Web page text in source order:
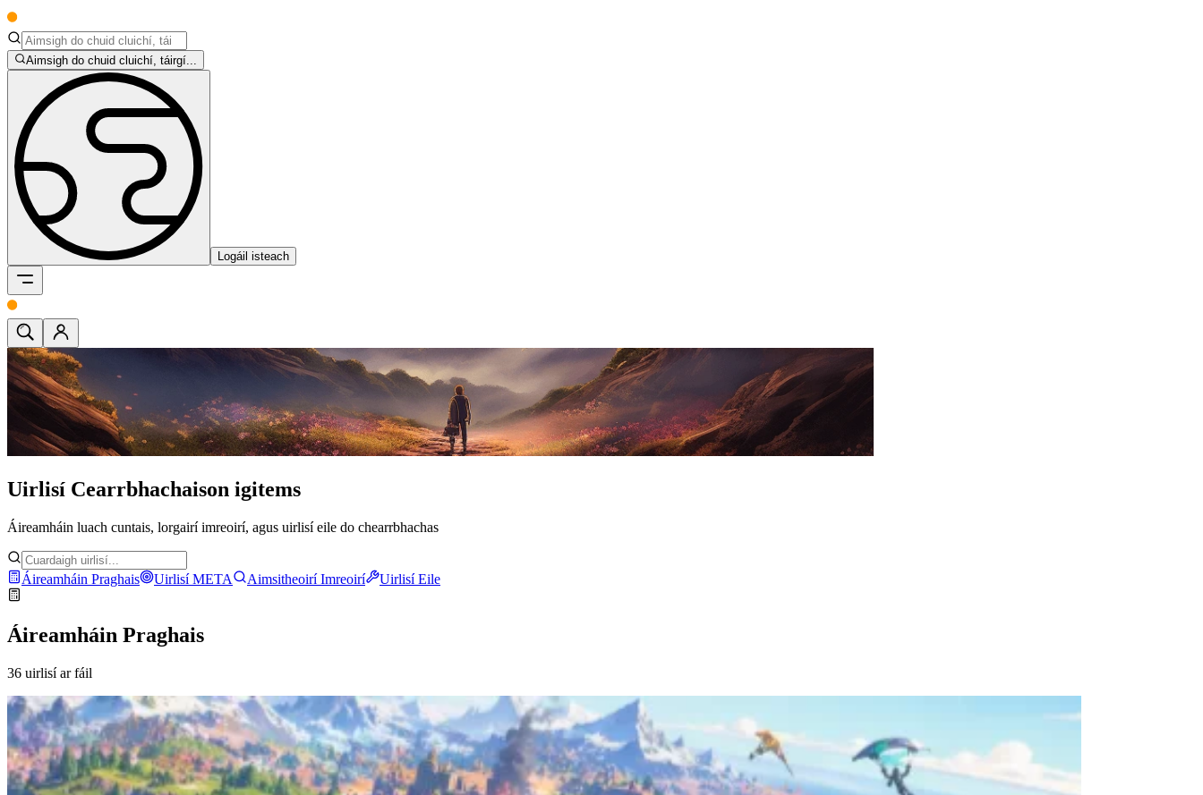
Aimsigh do chuid cluichí, táirgí...
Logáil isteach
Uirlisí Cearrbhachaison igitems
Áireamháin luach cuntais, lorgairí imreoirí, agus uirlisí eile do chearrbhachas
Áireamháin Praghais Uirlisí META Aimsitheoirí Imreoirí Uirlisí Eile
Áireamháin Praghais
36 uirlisí ar fáil